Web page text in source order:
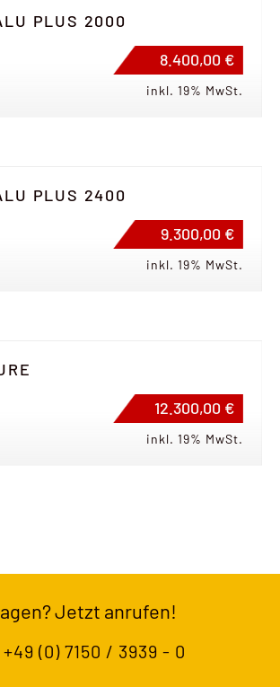
PLUS 2000
8.400,00 €
inkl. 19% MwSt.
PLUS 2400
9.300,00 €
inkl. 19% MwSt.
12.300,00 €
inkl. 19% MwSt.
Jetzt anrufen!
+49 (0) 7150 / 3939 - 0